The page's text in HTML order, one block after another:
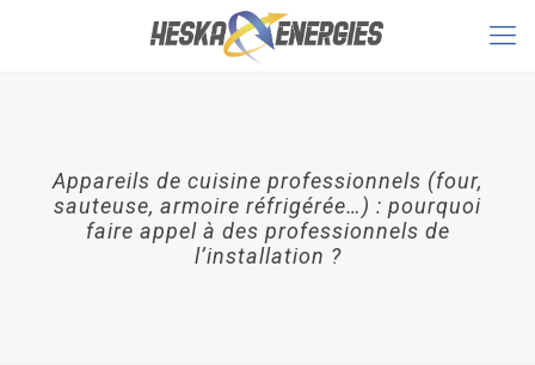
Appareils de cuisine professionnels (four,
sauteuse, armoire réfrigérée…) : pourquoi
faire appel à des professionnels de
l’installation ?